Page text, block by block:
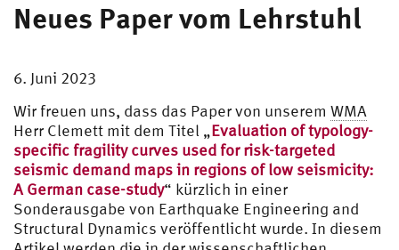
Neues Paper vom Lehrstuhl
6. Juni 2023
Wir freuen uns, dass das Paper von unserem WMA
Herr Clemett mit dem Titel „Evaluation of typology-
specific fragility curves used for risk-targeted
seismic demand maps in regions of low seismicity:
A German case-study“ kürzlich in einer
Sonderausgabe von Earthquake Engineering and
Structural Dynamics veröffentlicht wurde. In diesem